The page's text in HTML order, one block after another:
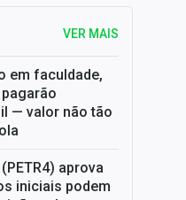
VER MAIS
em faculdade,
— valor não tão
aprova
iniciais podem